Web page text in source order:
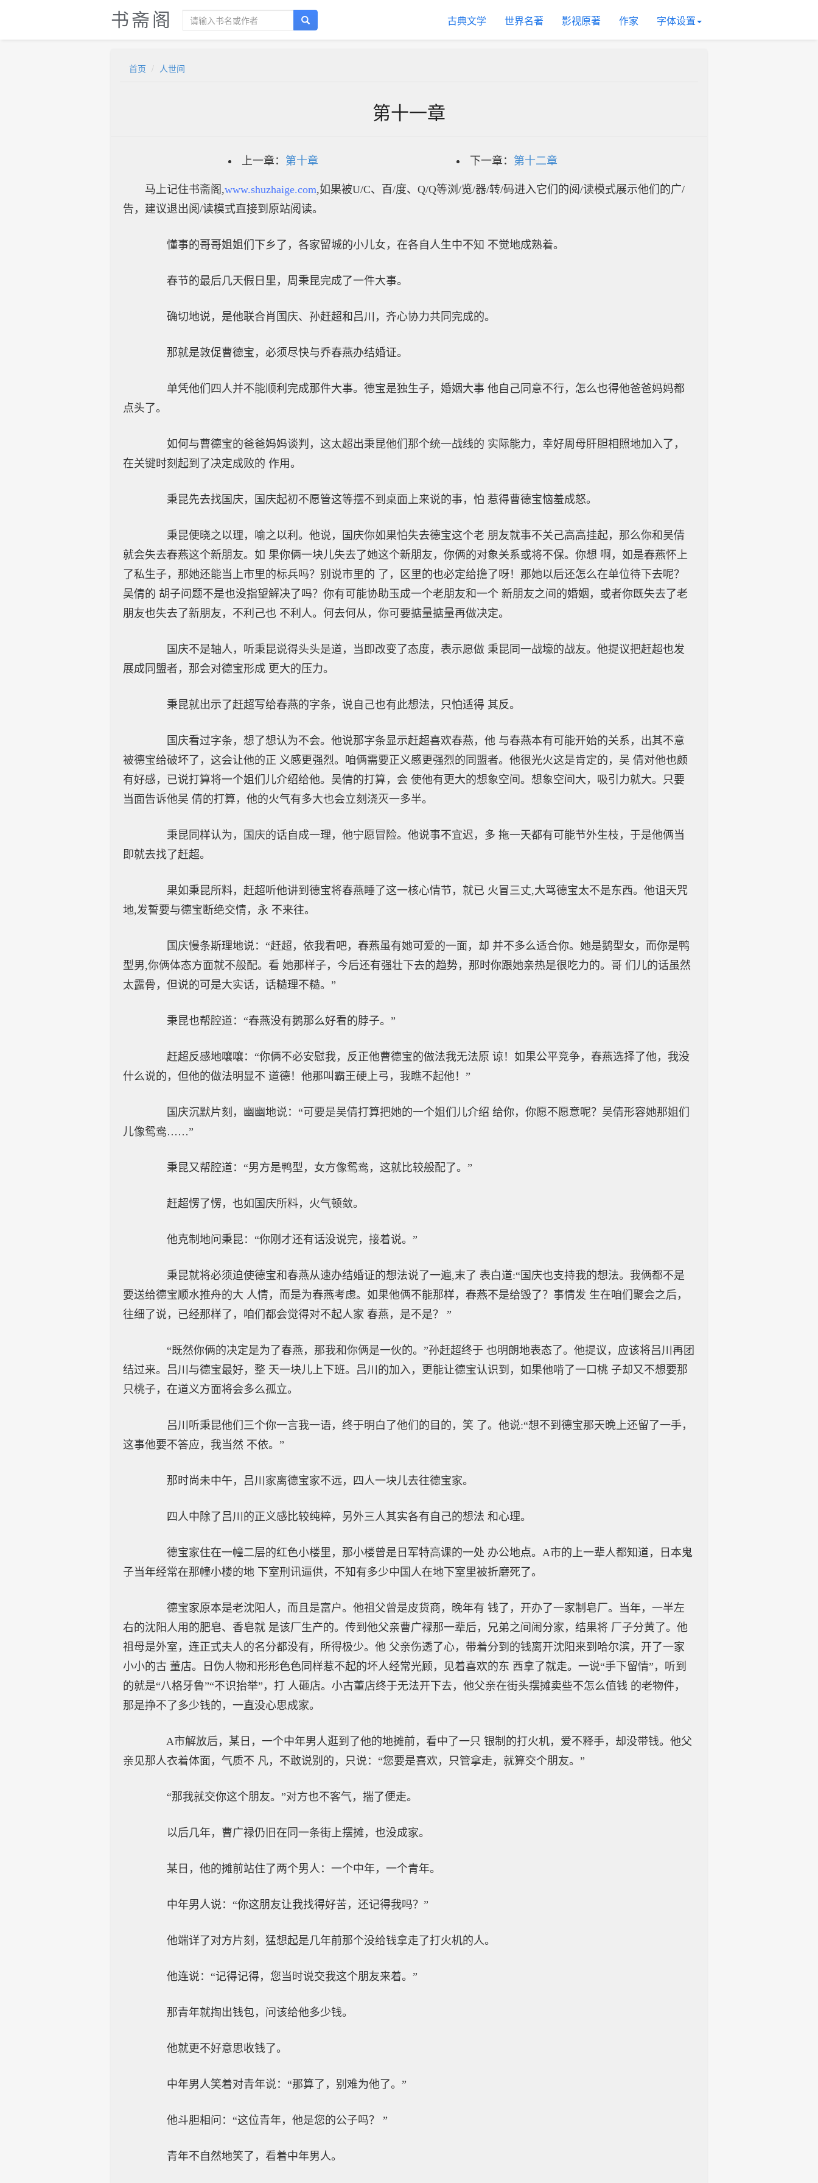
书斋阁 古典文学 世界名著 影视原著 作家 字体设置
首页 人世间
第十一章
上一章： 第十章 下一章： 第十二章
马上记住书斋阁,www.shuzhaige.com,如果被U/C、百/度、Q/Q等浏/览/器/转/码进入它们的阅/读模式展示他们的广/
告，建议退出阅/读模式直接到原站阅读。
懂事的哥哥姐姐们下乡了，各家留城的小儿女，在各自人生中不知 不觉地成熟着。
春节的最后几天假日里，周秉昆完成了一件大事。
确切地说，是他联合肖国庆、孙赶超和吕川，齐心协力共同完成的。
那就是敦促曹德宝，必须尽快与乔春燕办结婚证。
单凭他们四人并不能顺利完成那件大事。德宝是独生子，婚姻大事 他自己同意不行，怎么也得他爸爸妈妈都
点头了。
如何与曹德宝的爸爸妈妈谈判，这太超出秉昆他们那个统一战线的 实际能力，幸好周母肝胆相照地加入了，
在关键时刻起到了决定成败的 作用。
秉昆先去找国庆，国庆起初不愿管这等摆不到桌面上来说的事，怕 惹得曹德宝恼羞成怒。
秉昆便晓之以理，喻之以利。他说，国庆你如果怕失去德宝这个老 朋友就事不关己高高挂起，那么你和吴倩
就会失去春燕这个新朋友。如 果你俩一块儿失去了她这个新朋友，你俩的对象关系或将不保。你想 啊，如是春燕怀上
了私生子，那她还能当上市里的标兵吗？别说市里的 了，区里的也必定给擔了呀！那她以后还怎么在单位待下去呢？
吴倩的 胡子问题不是也没指望解决了吗？你有可能协助玉成一个老朋友和一个 新朋友之间的婚姻，或者你既失去了老
朋友也失去了新朋友，不利己也 不利人。何去何从，你可要掂量掂量再做决定。
国庆不是轴人，听秉昆说得头头是道，当即改变了态度，表示愿做 秉昆同一战壕的战友。他提议把赶超也发
展成同盟者，那会对德宝形成 更大的压力。
秉昆就出示了赶超写给春燕的字条，说自己也有此想法，只怕适得 其反。
国庆看过字条，想了想认为不会。他说那字条显示赶超喜欢春燕，他 与春燕本有可能开始的关系，出其不意
被德宝给破坏了，这会让他的正 义感更强烈。咱俩需要正义感更强烈的同盟者。他很光火这是肯定的，吴 倩对他也颇
有好感，已说打算将一个姐们儿介绍给他。吴倩的打算，会 使他有更大的想象空间。想象空间大，吸引力就大。只要
当面告诉他吴 倩的打算，他的火气有多大也会立刻浇灭一多半。
秉昆同样认为，国庆的话自成一理，他宁愿冒险。他说事不宜迟，多 拖一天都有可能节外生枝，于是他俩当
即就去找了赶超。
果如秉昆所料，赶超听他讲到德宝将春燕睡了这一核心情节，就已 火冒三丈,大骂德宝太不是东西。他诅天咒
地,发誓要与德宝断绝交情，永 不来往。
国庆慢条斯理地说：“赶超，依我看吧，春燕虽有她可爱的一面，却 并不多么适合你。她是鹅型女，而你是鸭
型男,你俩体态方面就不般配。看 她那样子，今后还有强壮下去的趋势，那时你跟她亲热是很吃力的。哥 们儿的话虽然
太露骨，但说的可是大实话，话糙理不糙。”
秉昆也帮腔道：“春燕没有鹅那么好看的脖子。”
赶超反感地嚷嚷：“你俩不必安慰我，反正他曹德宝的做法我无法原 谅！如果公平竞争，春燕选择了他，我没
什么说的，但他的做法明显不 道德！他那叫霸王硬上弓，我瞧不起他！”
国庆沉默片刻，幽幽地说：“可要是吴倩打算把她的一个姐们儿介绍 给你，你愿不愿意呢？吴倩形容她那姐们
儿像鸳鸯……”
秉昆又帮腔道：“男方是鸭型，女方像鸳鸯，这就比较般配了。”
赶超愣了愣，也如国庆所料，火气顿敛。
他克制地问秉昆：“你刚才还有话没说完，接着说。”
秉昆就将必须迫使德宝和春燕从速办结婚证的想法说了一遍,末了 表白道:“国庆也支持我的想法。我俩都不是
要送给德宝顺水推舟的大 人情，而是为春燕考虑。如果他俩不能那样，春燕不是给毁了？事情发 生在咱们聚会之后，
往细了说，已经那样了，咱们都会觉得对不起人家 春燕，是不是？ ”
“既然你俩的决定是为了春燕，那我和你俩是一伙的。”孙赶超终于 也明朗地表态了。他提议，应该将吕川再团
结过来。吕川与德宝最好，整 天一块儿上下班。吕川的加入，更能让德宝认识到，如果他啃了一口桃 子却又不想要那
只桃子，在道义方面将会多么孤立。
吕川听秉昆他们三个你一言我一语，终于明白了他们的目的，笑 了。他说:“想不到德宝那天晩上还留了一手，
这事他要不答应，我当然 不依。”
那时尚未中午，吕川家离德宝家不远，四人一块儿去往德宝家。
四人中除了吕川的正义感比较纯粹，另外三人其实各有自己的想法 和心理。
德宝家住在一幢二层的红色小楼里，那小楼曾是日军特高课的一处 办公地点。A市的上一辈人都知道，日本鬼
子当年经常在那幢小楼的地 下室刑讯逼供，不知有多少中国人在地下室里被折磨死了。
德宝家原本是老沈阳人，而且是富户。他祖父曾是皮货商，晚年有 钱了，开办了一家制皂厂。当年，一半左
右的沈阳人用的肥皂、香皂就 是该厂生产的。传到他父亲曹广禄那一辈后，兄弟之间闹分家，结果将 厂子分黄了。他
祖母是外室，连正式夫人的名分都没有，所得极少。他 父亲伤透了心，带着分到的钱离开沈阳来到哈尔滨，开了一家
小小的古 董店。日伪人物和形形色色同样惹不起的坏人经常光顾，见着喜欢的东 西拿了就走。一说“手下留情”，听到
的就是“八格牙鲁”“不识抬举”，打 人砸店。小古董店终于无法开下去，他父亲在街头摆摊卖些不怎么值钱 的老物件，
那是挣不了多少钱的，一直没心思成家。
A市解放后，某日，一个中年男人逛到了他的地摊前，看中了一只 银制的打火机，爱不释手，却没带钱。他父
亲见那人衣着体面，气质不 凡，不敢说别的，只说：“您要是喜欢，只管拿走，就算交个朋友。”
“那我就交你这个朋友。”对方也不客气，揣了便走。
以后几年，曹广禄仍旧在同一条街上摆摊，也没成家。
某日，他的摊前站住了两个男人：一个中年，一个青年。
中年男人说：“你这朋友让我找得好苦，还记得我吗？”
他端详了对方片刻，猛想起是几年前那个没给钱拿走了打火机的人。
他连说：“记得记得，您当时说交我这个朋友来着。”
那青年就掏出钱包，问该给他多少钱。
他就更不好意思收钱了。
中年男人笑着对青年说：“那算了，别难为他了。”
他斗胆相问：“这位青年，他是您的公子吗？ ”
青年不自然地笑了，看着中年男人。